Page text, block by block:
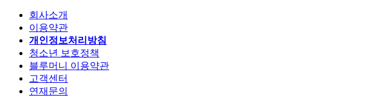
회사소개
이용약관
개인정보처리방침
청소년 보호정책
블루머니 이용약관
고객센터
연재문의